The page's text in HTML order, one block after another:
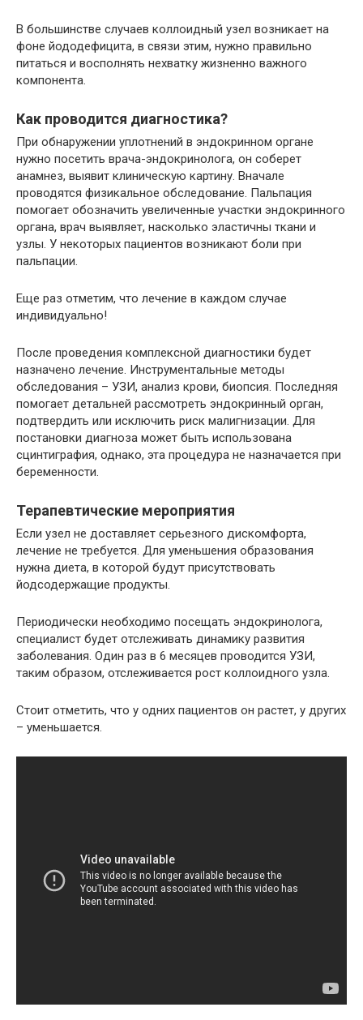
В большинстве случаев коллоидный узел возникает на
фоне йододефицита, в связи этим, нужно правильно
питаться и восполнять нехватку жизненно важного
компонента.
Как проводится диагностика?
При обнаружении уплотнений в эндокринном органе
нужно посетить врача-эндокринолога, он соберет
анамнез, выявит клиническую картину. Вначале
проводятся физикальное обследование. Пальпация
помогает обозначить увеличенные участки эндокринного
органа, врач выявляет, насколько эластичны ткани и
узлы. У некоторых пациентов возникают боли при
пальпации.
Еще раз отметим, что лечение в каждом случае
индивидуально!
После проведения комплексной диагностики будет
назначено лечение. Инструментальные методы
обследования – УЗИ, анализ крови, биопсия. Последняя
помогает детальней рассмотреть эндокринный орган,
подтвердить или исключить риск малигнизации. Для
постановки диагноза может быть использована
сцинтиграфия, однако, эта процедура не назначается при
беременности.
Терапевтические мероприятия
Если узел не доставляет серьезного дискомфорта,
лечение не требуется. Для уменьшения образования
нужна диета, в которой будут присутствовать
йодсодержащие продукты.
Периодически необходимо посещать эндокринолога,
специалист будет отслеживать динамику развития
заболевания. Один раз в 6 месяцев проводится УЗИ,
таким образом, отслеживается рост коллоидного узла.
Стоит отметить, что у одних пациентов он растет, у других
– уменьшается.